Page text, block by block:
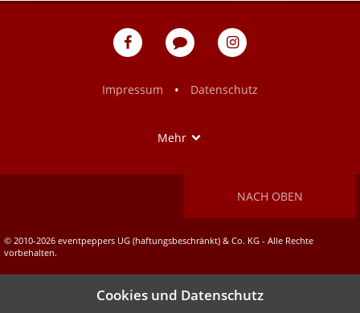
eventpeppers
Blog
eventpeppers
Impressum
• Datenschutz
Mehr
NACH OBEN
© 2010-2026 eventpeppers UG (haftungsbeschränkt) & Co. KG - Alle Rechte
vorbehalten.
Cookies und Datenschutz